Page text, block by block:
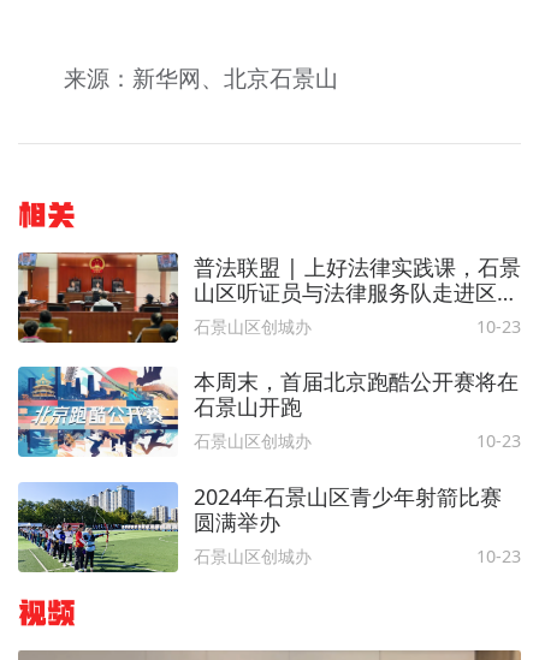
来源：新华网、北京石景山
相关
普法联盟 | 上好法律实践课，石景
山区听证员与法律服务队走进区人
民法院沉浸式学法
石景山区创城办 10-23
本周末，首届北京跑酷公开赛将在
石景山开跑
石景山区创城办 10-23
2024年石景山区青少年射箭比赛
圆满举办
石景山区创城办 10-23
视频